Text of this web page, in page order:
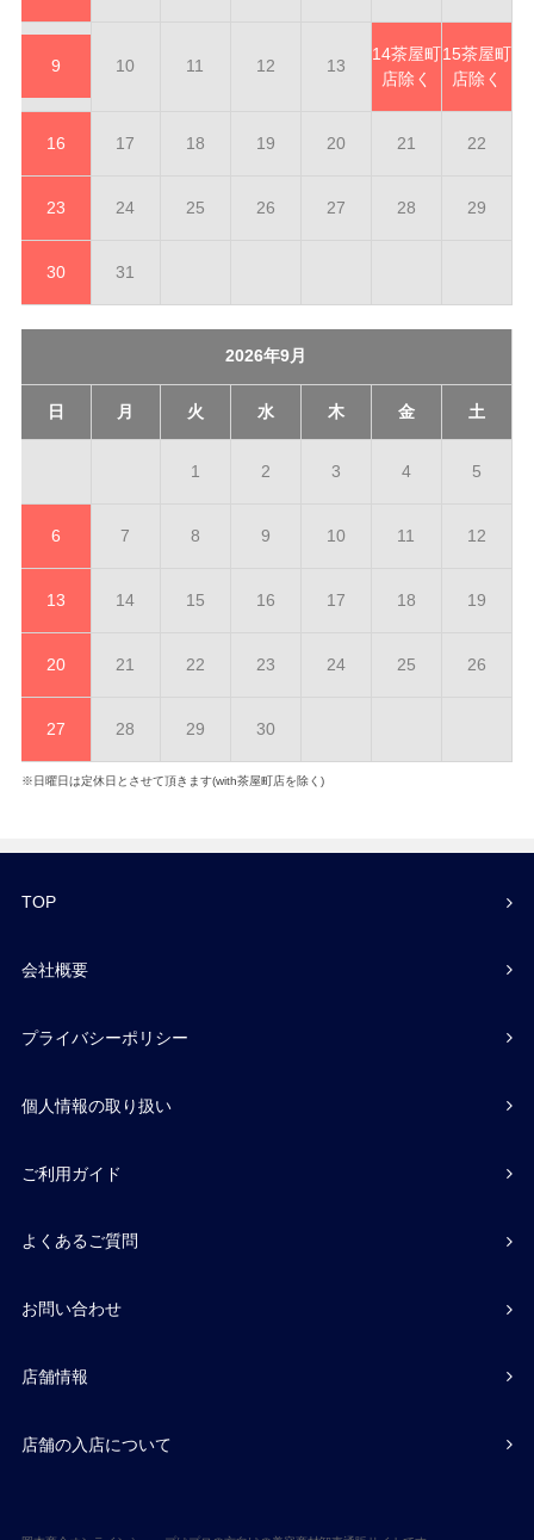
9 10 11 12 13
14茶屋町
店除く
15茶屋町
店除く
16 17 18 19 20 21 22
23 24 25 26 27 28 29
30 31
2026年9月
日 月 火 水 木 金 土
1 2 3 4 5
6 7 8 9 10 11 12
13 14 15 16 17 18 19
20 21 22 23 24 25 26
27 28 29 30
※日曜日は定休日とさせて頂きます(with茶屋町店を除く)
TOP
会社概要
プライバシーポリシー
個人情報の取り扱い
ご利用ガイド
よくあるご質問
お問い合わせ
店舗情報
店舗の入店について